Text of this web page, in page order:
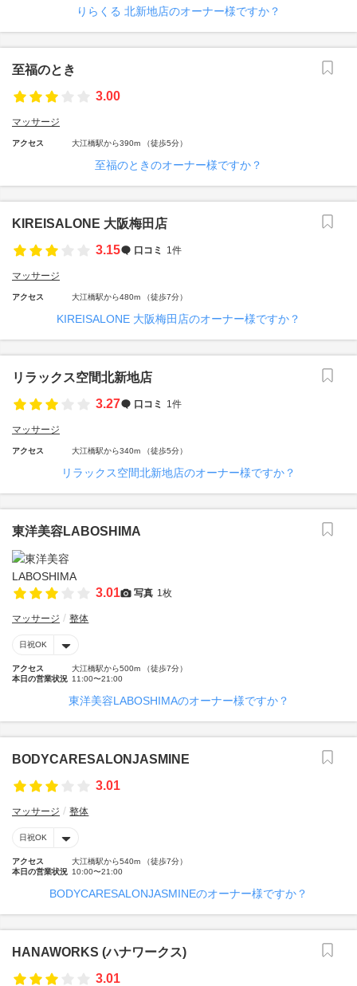
りらくる 北新地店のオーナー様ですか？
至福のとき
3.00
マッサージ
アクセス 大江橋駅から390m （徒歩5分）
至福のときのオーナー様ですか？
KIREISALONE 大阪梅田店
3.15
口コミ 1件
マッサージ
アクセス 大江橋駅から480m （徒歩7分）
KIREISALONE 大阪梅田店のオーナー様ですか？
リラックス空間北新地店
3.27
口コミ 1件
マッサージ
アクセス 大江橋駅から340m （徒歩5分）
リラックス空間北新地店のオーナー様ですか？
東洋美容LABOSHIMA
3.01 写真 1枚
マッサージ 整体
日祝OK
アクセス
大江橋駅から500m （徒歩7分）
本日の営業状況 11:00〜21:00
東洋美容LABOSHIMAのオーナー様ですか？
BODYCARESALONJASMINE
3.01
マッサージ 整体
日祝OK
アクセス
大江橋駅から540m （徒歩7分）
本日の営業状況 10:00〜21:00
BODYCARESALONJASMINEのオーナー様ですか？
HANAWORKS (ハナワークス)
3.01